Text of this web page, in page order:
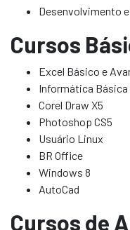
Desenvolvimento
Cursos
Excel Básico e
Informática
Corel Draw X5
Photoshop CS5
Usuário Linux
BR Office
Windows 8
AutoCad
Cursos de